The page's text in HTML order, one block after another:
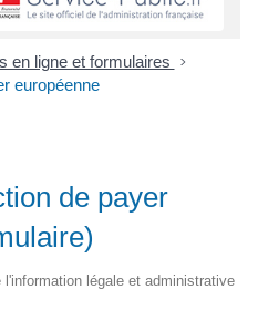
en ligne et formulaires >
européenne
de payer
légale et administrative